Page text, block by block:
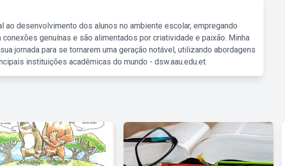
ao desenvolvimento dos alunos no ambiente escolar, empregando
genuínas e são alimentados por criatividade e paixão. Minha
jornada para se tornarem uma geração notável, utilizando abordagens
instituições acadêmicas do mundo - dsw.aau.edu.et.